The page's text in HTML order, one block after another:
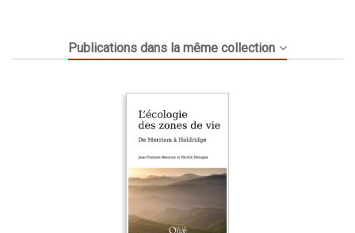
Publications dans la même collection